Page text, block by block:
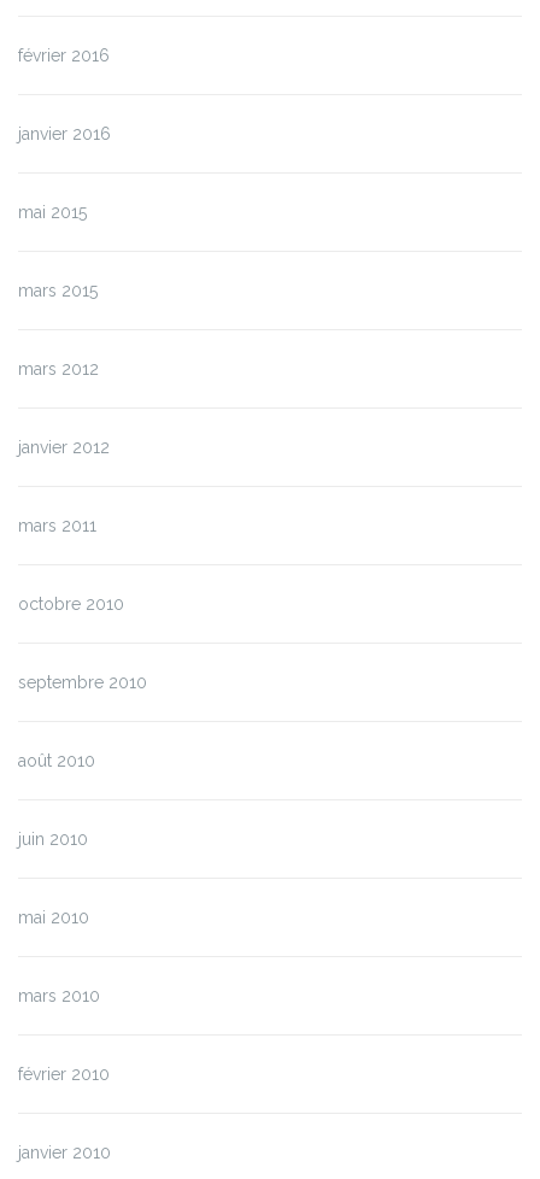
février 2016
janvier 2016
mai 2015
mars 2015
mars 2012
janvier 2012
mars 2011
octobre 2010
septembre 2010
août 2010
juin 2010
mai 2010
mars 2010
février 2010
janvier 2010